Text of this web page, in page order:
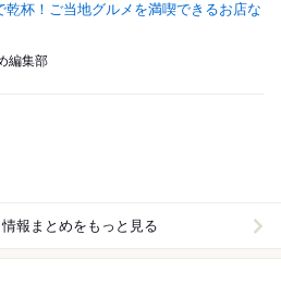
乾杯！ご当地グルメを満喫できるお店な
編集部
報まとめをもっと見る